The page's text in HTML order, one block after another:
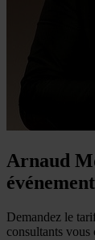
Arnaud
Demandez le
consultants vous